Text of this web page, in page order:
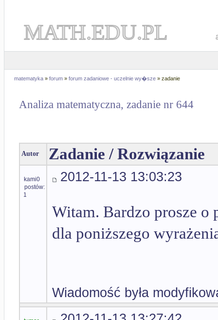
MATH.EDU.PL
matematyka » forum » forum zadaniowe - uczelnie wy�sze » zadanie
Analiza matematyczna, zadanie nr 644
Autor Zadanie / Rozwiązanie
kami0
postów:
1
2012-11-13 13:03:23
Witam. Bardzo prosze o
dla poniższego
Wiadomość była